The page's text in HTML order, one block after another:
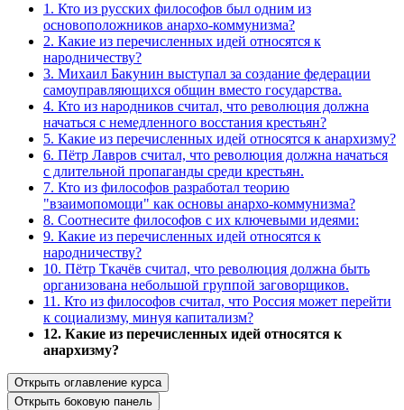
1. Кто из русских философов был одним из
основоположников анархо-коммунизма?
2. Какие из перечисленных идей относятся к
народничеству?
3. Михаил Бакунин выступал за создание федерации
самоуправляющихся общин вместо государства.
4. Кто из народников считал, что революция должна
начаться с немедленного восстания крестьян?
5. Какие из перечисленных идей относятся к анархизму?
6. Пётр Лавров считал, что революция должна начаться
с длительной пропаганды среди крестьян.
7. Кто из философов разработал теорию
"взаимопомощи" как основы анархо-коммунизма?
8. Соотнесите философов с их ключевыми идеями:
9. Какие из перечисленных идей относятся к
народничеству?
10. Пётр Ткачёв считал, что революция должна быть
организована небольшой группой заговорщиков.
11. Кто из философов считал, что Россия может перейти
к социализму, минуя капитализм?
12. Какие из перечисленных идей относятся к
анархизму?
Открыть оглавление курса
Открыть боковую панель